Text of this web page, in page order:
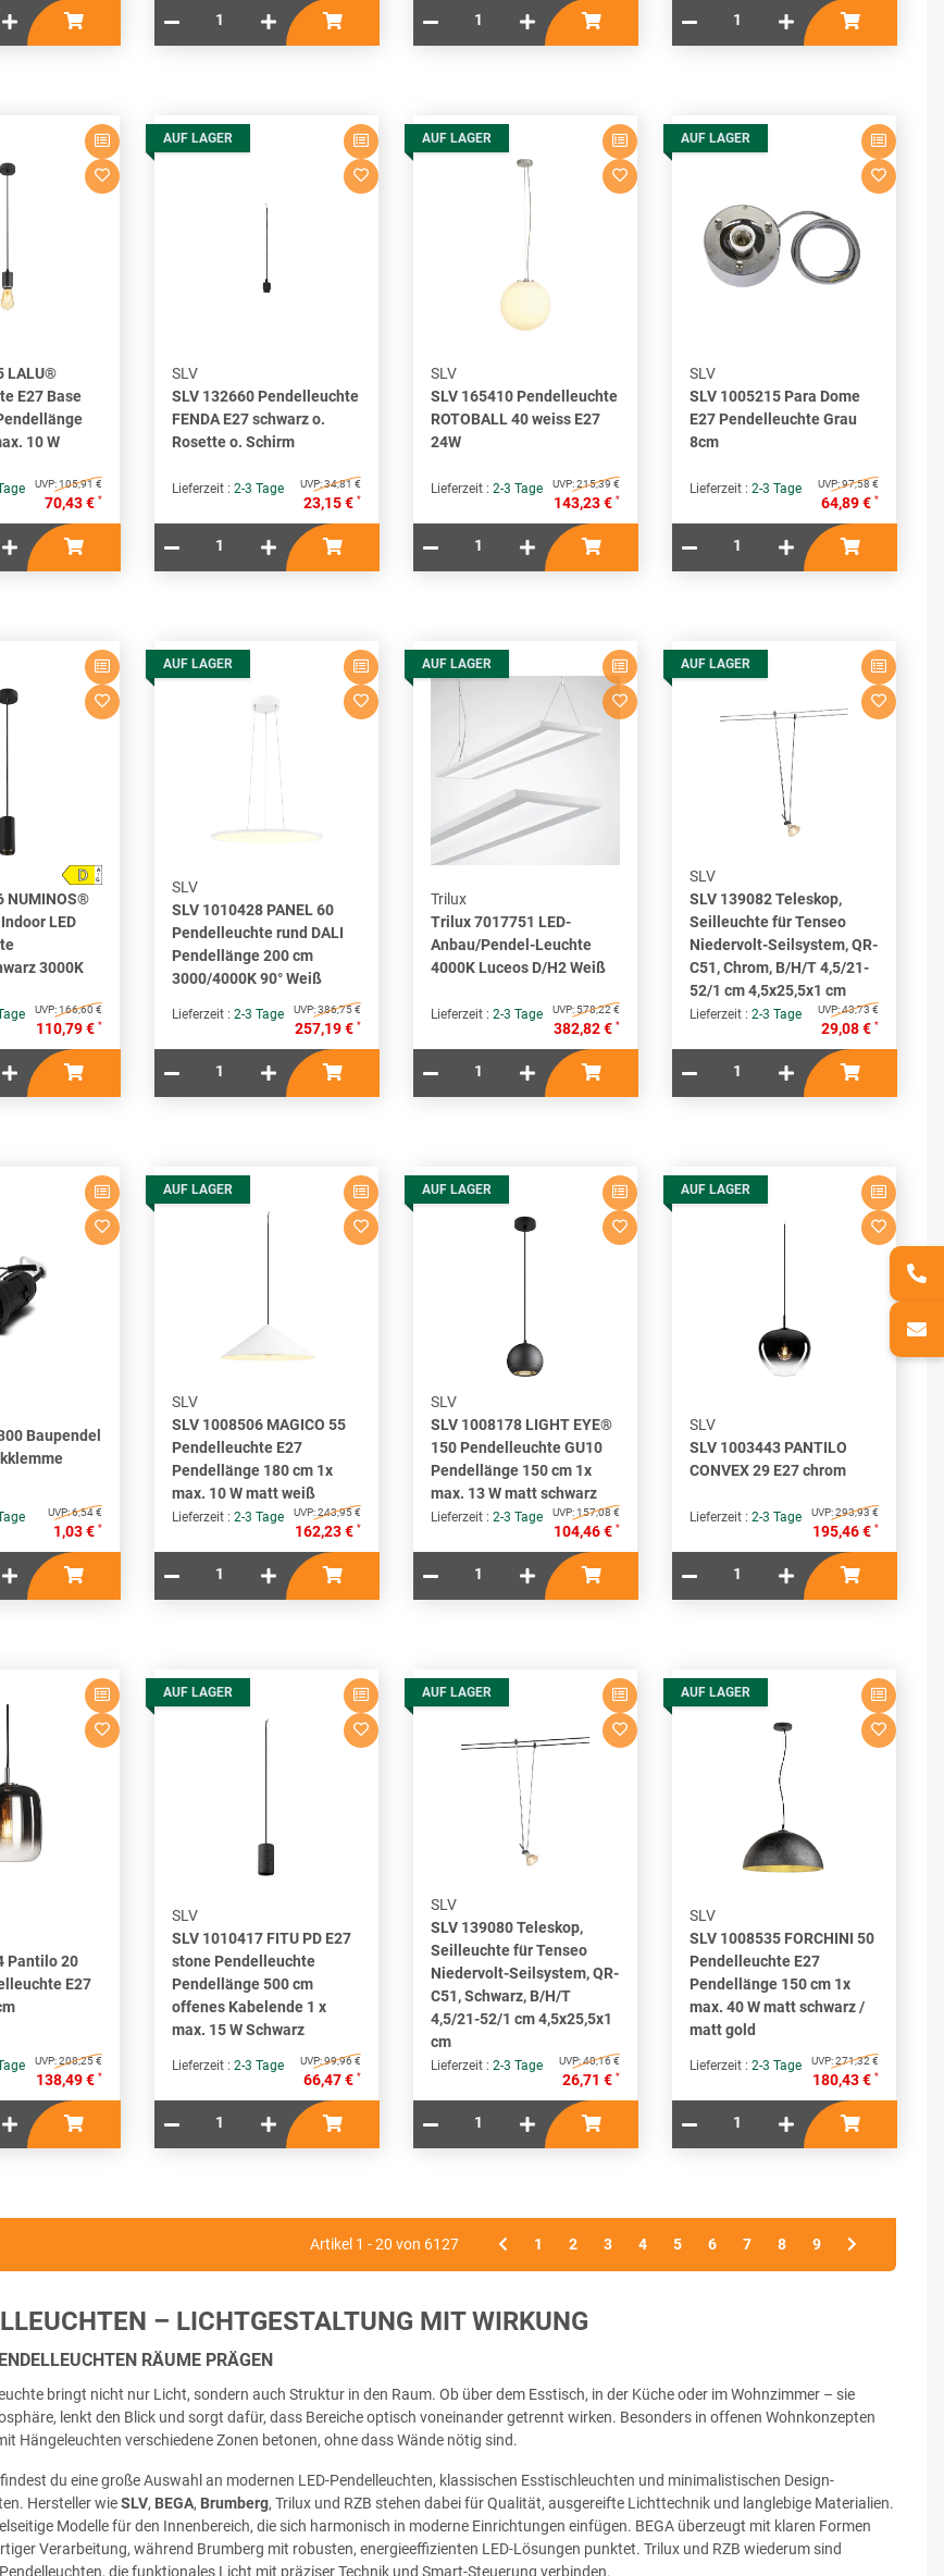
LALU®
E27 Base
10 W
UVP:105,91 €
70,43 € *
AUF LAGER
SLV
SLV 132660 Pendelleuchte
FENDA E27 schwarz o.
Rosette o. Schirm
Lieferzeit : 2-3 Tage UVP:34,81 €
23,15 € *
AUF LAGER
SLV
SLV 165410 Pendelleuchte
ROTOBALL 40 weiss E27
24W
Lieferzeit : 2-3 Tage UVP:215,39 €
143,23 € *
AUF LAGER
SLV
SLV 1005215 Para Dome
E27 Pendelleuchte Grau
8cm
Lieferzeit : 2-3 Tage UVP:97,58 €
64,89 € *
NUMINOS®
LED
3000K
UVP:166,60 €
110,79 € *
A
↑
G
D
AUF LAGER
SLV
SLV 1010428 PANEL 60
Pendelleuchte rund DALI
Pendellänge 200 cm
3000/4000K 90° Weiß
Lieferzeit : 2-3 Tage UVP:386,75 €
257,19 € *
AUF LAGER
Trilux
Trilux 7017751 LED-
Anbau/Pendel-Leuchte
4000K Luceos D/H2 Weiß
Lieferzeit : 2-3 Tage UVP: 578,22 €
382,82 € *
AUF LAGER
SLV
SLV 139082 Teleskop,
Seilleuchte für Tenseo
Niedervolt-Seilsystem, QR-
C51, Chrom, B/H/T 4,5/21-
52/1 cm 4,5x25,5x1 cm
Lieferzeit : 2-3 Tage UVP:43,73 €
29,08 € *
Baupendel
UVP:6,54 €
1,03 € *
AUF LAGER
SLV
SLV 1008506 MAGICO 55
Pendelleuchte E27
Pendellänge 180 cm 1x
max. 10 W matt weiß
Lieferzeit : 2-3 Tage UVP:243,95 €
162,23 € *
AUF LAGER
SLV
SLV 1008178 LIGHT EYE®
150 Pendelleuchte GU10
Pendellänge 150 cm 1x
max. 13 W matt schwarz
Lieferzeit : 2-3 Tage UVP:157,08 €
104,46 € *
AUF LAGER
SLV
SLV 1003443 PANTILO
CONVEX 29 E27 chrom
Lieferzeit : 2-3 Tage UVP:293,93 €
195,46 € *
Pantilo 20
E27
UVP:208,25 €
138,49 € *
AUF LAGER
SLV
SLV 1010417 FITU PD E27
stone Pendelleuchte
Pendellänge 500 cm
offenes Kabelende 1 x
max. 15 W Schwarz
Lieferzeit : 2-3 Tage UVP:99,96 €
66,47 € *
AUF LAGER
SLV
SLV 139080 Teleskop,
Seilleuchte für Tenseo
Niedervolt-Seilsystem, QR-
C51, Schwarz, B/H/T
4,5/21-52/1 cm 4,5x25,5x1
cm
Lieferzeit : 2-3 Tage UVP:40,16 €
26,71 € *
AUF LAGER
SLV
SLV 1008535 FORCHINI 50
Pendelleuchte E27
Pendellänge 150 cm 1x
max. 40 W matt schwarz /
matt gold
Lieferzeit : 2-3 Tage UVP:271,32 €
180,43 € *
Artikel 1 - 20 von 6127 1 2 3 4 5 6 7 8 9
– LICHTGESTALTUNG MIT WIRKUNG
RÄUME PRÄGEN
bringt nicht nur Licht, sondern auch Struktur in den Raum. Ob über dem Esstisch, in der Küche oder im Wohnzimmer – sie
lenkt den Blick und sorgt dafür, dass Bereiche optisch voneinander getrennt wirken. Besonders in offenen Wohnkonzepten
Hängeleuchten verschiedene Zonen betonen, ohne dass Wände nötig sind.
du eine große Auswahl an modernen LED-Pendelleuchten, klassischen Esstischleuchten und minimalistischen Design-
Hersteller wieSLV, BEGA, Brumberg, Trilux und RZB stehen dabei für Qualität, ausgereifte Lichttechnik und langlebige Materialien.
Modelle für den Innenbereich, die sich harmonisch in moderne Einrichtungen einfügen. BEGA überzeugt mit klaren Formen
Verarbeitung, während Brumberg mit robusten, energieeffizienten LED-Lösungen punktet. Trilux und RZB wiederum sind
die funktionales Licht mit präziser Technik und Smart-Steuerung verbinden.